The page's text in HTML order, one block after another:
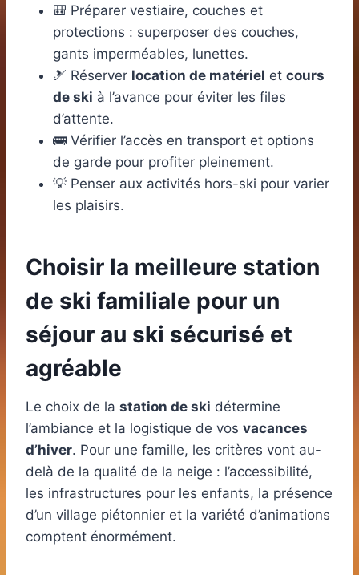
🎒 Préparer vestiaire, couches et
protections : superposer des couches,
gants imperméables, lunettes.
🎿 Réserver location de matériel et cours
de ski à l’avance pour éviter les files
d’attente.
🚌 Vérifier l’accès en transport et options
de garde pour profiter pleinement.
💡 Penser aux activités hors-ski pour varier
les plaisirs.
Choisir la meilleure station
de ski familiale pour un
séjour au ski sécurisé et
agréable
Le choix de la station de ski détermine
l’ambiance et la logistique de vos vacances
d’hiver. Pour une famille, les critères vont au-
delà de la qualité de la neige : l’accessibilité,
les infrastructures pour les enfants, la présence
d’un village piétonnier et la variété d’animations
comptent énormément.